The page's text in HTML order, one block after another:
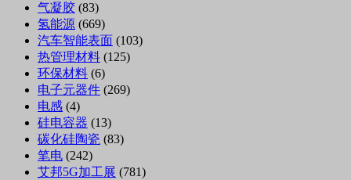
气凝胶 (83)
氢能源 (669)
汽车智能表面 (103)
热管理材料 (125)
环保材料 (6)
电子元器件 (269)
电感 (4)
硅电容器 (13)
碳化硅陶瓷 (83)
笔电 (242)
艾邦5G加工展 (781)